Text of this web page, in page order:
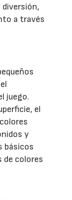
a través
juego.
el
y
básicos
de colores